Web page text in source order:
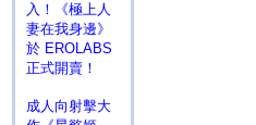
入！《極上人
妻在我身邊》
於 EROLABS
正式開賣！
成人向射擊大